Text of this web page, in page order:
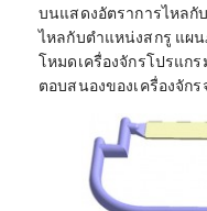
บนแสดงอัตราการไหลกั
ไหลกับตำแหน่งสกรู แผ
โหมดเครื่องจักรโปรแกร
ตอบสนองของเครื่องจักร